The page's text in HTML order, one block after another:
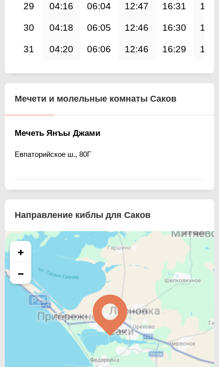
29 04:16 06:04 12:47 16:31
30 04:18 06:05 12:46 16:30
31 04:20 06:06 12:46 16:29
Мечети и молельные комнаты Саков
Мечеть Янъы Джами
Евпаторийское ш., 80Г
Направление киблы для Саков
+
−